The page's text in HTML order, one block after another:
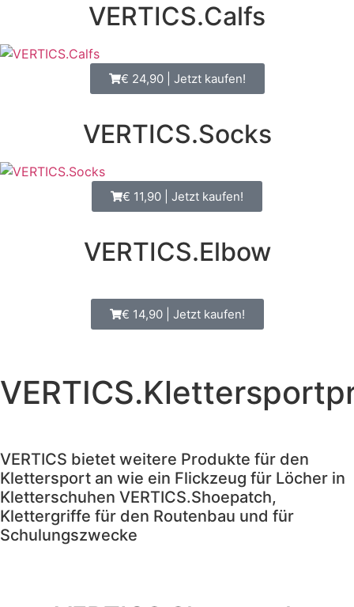
VERTICS.Calfs
€ 24,90 | Jetzt kaufen!
VERTICS.Socks
€ 11,90 | Jetzt kaufen!
VERTICS.Elbow
€ 14,90 | Jetzt kaufen!
VERTICS bietet weitere Produkte für den
Klettersport an wie ein Flickzeug für Löcher in
Kletterschuhen VERTICS.Shoepatch,
Klettergriffe für den Routenbau und für
Schulungszwecke